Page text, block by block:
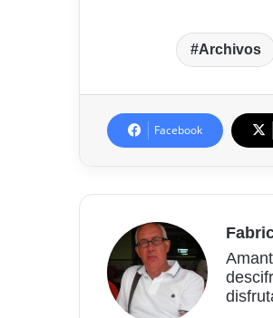
Archivos
Facebook